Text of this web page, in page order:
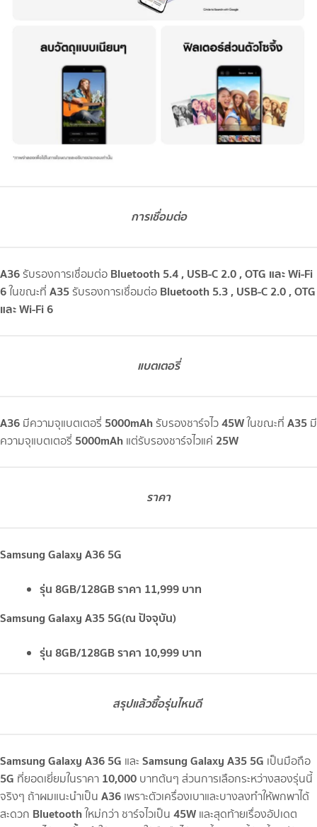
การเชื่อมต่อ
A36รับรองการเชื่อมต่อ Bluetooth 5.4 , USB-C 2.0 , OTG และ Wi-Fi
6ในขณะที่ A35รับรองการเชื่อมต่อ Bluetooth 5.3 , USB-C 2.0 , OTG
และ Wi-Fi 6
แบตเตอรี่
A36 มีความจุแบตเตอรี่ 5000mAhรับรองชาร์จไว45Wในขณะที่ A35 มี
ความจุแบตเตอรี่ 5000mAh แต่รับรองชาร์จไวแค่ 25W
ราคา
Samsung Galaxy A36 5G
รุ่น 8GB/128GB ราคา 11,999 บาท
Samsung Galaxy A35 5G(ณ ปัจจุบัน)
รุ่น 8GB/128GB ราคา 10,999 บาท
สรุปแล้วซื้อรุ่นไหนดี
Samsung Galaxy A36 5G และ Samsung Galaxy A35 5G เป็นมือถือ
5G ที่ยอดเยี่ยมในราคา 10,000 บาทต้นๆ ส่วนการเลือกระหว่างสองรุ่นนี้
จริงๆ ถ้าผมแนะนำเป็น A36 เพราะตัวเครื่องเบาและบางลงทำให้พกพาได้
สะดวก Bluetoothใหม่กว่า ชาร์จไวเป็น 45W และสุดท้ายเรื่องอัปเดต